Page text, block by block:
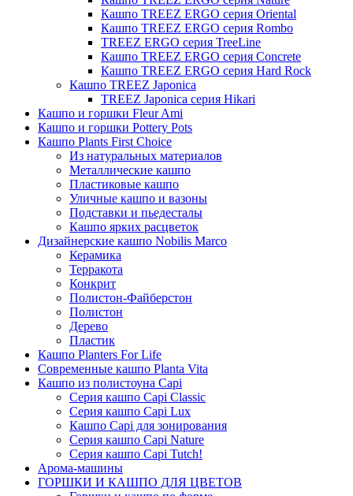
Кашпо TREEZ ERGO серия Oriental
Кашпо TREEZ ERGO серия Rombo
TREEZ ERGO серия TreeLine
Кашпо TREEZ ERGO серия Concrete
Кашпо TREEZ ERGO серия Hard Rock
Кашпо TREEZ Japonica
TREEZ Japonica серия Hikari
Кашпо и горшки Fleur Ami
Кашпо и горшки Pottery Pots
Кашпо Plants First Choice
Из натуральных материалов
Металлические кашпо
Пластиковые кашпо
Уличные кашпо и вазоны
Подставки и пьедесталы
Кашпо ярких расцветок
Дизайнерские кашпо Nobilis Marco
Керамика
Терракота
Конкрит
Полистон-Файберстон
Полистон
Дерево
Пластик
Кашпо Planters For Life
Современные кашпо Planta Vita
Кашпо из полистоуна Capi
Серия кашпо Capi Classic
Серия кашпо Capi Lux
Кашпо Capi для зонирования
Серия кашпо Capi Nature
Серия кашпо Capi Tutch!
Арома-машины
ГОРШКИ И КАШПО ДЛЯ ЦВЕТОВ